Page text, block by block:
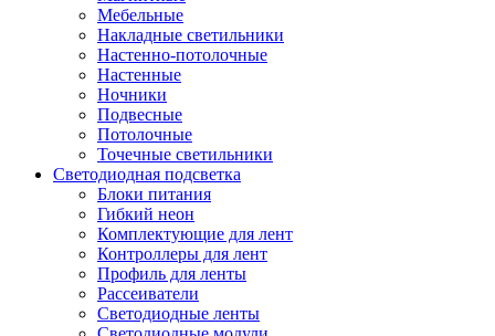
Мебельные
Накладные светильники
Настенно-потолочные
Настенные
Ночники
Подвесные
Потолочные
Точечные светильники
Светодиодная подсветка
Блоки питания
Гибкий неон
Комплектующие для лент
Контроллеры для лент
Профиль для ленты
Рассеиватели
Светодиодные ленты